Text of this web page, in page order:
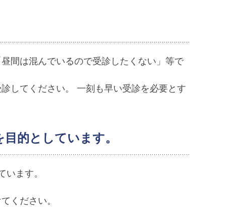
間は混んでいるので受診したくない」等で
してください。 一刻も早い受診を必要とす
的としています。
ます。
ください。